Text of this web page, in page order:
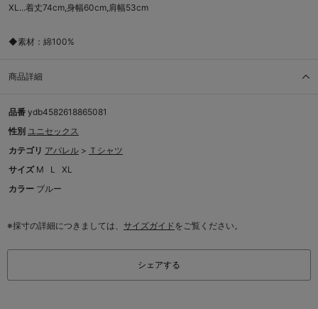
XL...着丈74cm,身幅60cm,肩幅53cm
◆素材：綿100%
商品詳細
品番 ydb4582618865081
性別 ユニセックス
カテゴリ アパレル > Ｔシャツ
サイズ M L
XL
カラー ブルー
※採寸の詳細につきましては、 サイズガイドをご覧ください。
シェアする